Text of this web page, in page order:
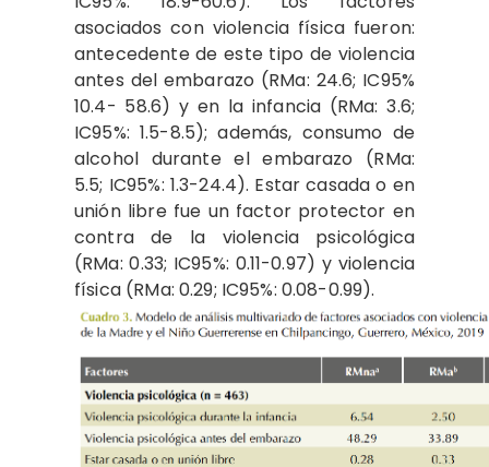
asociados con violencia física fueron:
antecedente de este tipo de violencia
antes del embarazo (RMa: 24.6; IC95%
10.4- 58.6) y en la infancia (RMa: 3.6;
IC95%: 1.5-8.5); además, consumo de
alcohol durante el embarazo (RMa:
5.5; IC95%: 1.3-24.4). Estar casada o en
unión libre fue un factor protector en
contra de la violencia psicológica
(RMa: 0.33; IC95%: 0.11-0.97) y violencia
física (RMa: 0.29; IC95%: 0.08-0.99).